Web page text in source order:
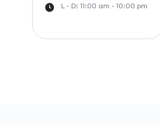
L - D: 11:00 am - 10:00 pm